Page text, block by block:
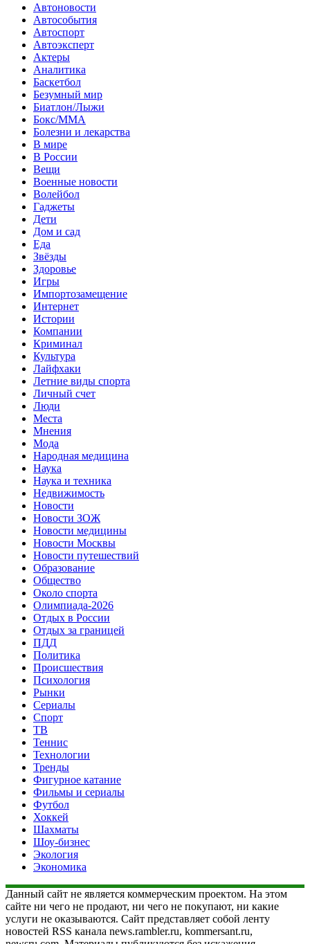
Автоновости
Автособытия
Автоспорт
Автоэксперт
Актеры
Аналитика
Баскетбол
Безумный мир
Биатлон/Лыжи
Бокс/MMA
Болезни и лекарства
В мире
В России
Вещи
Военные новости
Волейбол
Гаджеты
Дети
Дом и сад
Еда
Звёзды
Здоровье
Игры
Импортозамещение
Интернет
Истории
Компании
Криминал
Культура
Лайфхаки
Летние виды спорта
Личный счет
Люди
Места
Мнения
Мода
Народная медицина
Наука
Наука и техника
Недвижимость
Новости
Новости ЗОЖ
Новости медицины
Новости Москвы
Новости путешествий
Образование
Общество
Около спорта
Олимпиада-2026
Отдых в России
Отдых за границей
ПДД
Политика
Происшествия
Психология
Рынки
Сериалы
Спорт
ТВ
Теннис
Технологии
Тренды
Фигурное катание
Фильмы и сериалы
Футбол
Хоккей
Шахматы
Шоу-бизнес
Экология
Экономика
Данный сайт не является коммерческим проектом. На этом
сайте ни чего не продают, ни чего не покупают, ни какие
услуги не оказываются. Сайт представляет собой ленту
новостей RSS канала news.rambler.ru, kommersant.ru,